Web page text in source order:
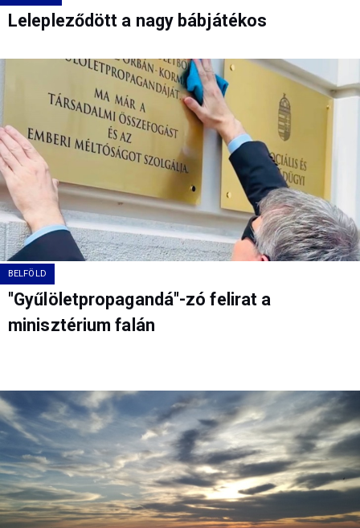
Lelepleződött a nagy bábjátékos
BELFÖLD
"Gyűlöletpropagandá"-zó felirat a
minisztérium falán